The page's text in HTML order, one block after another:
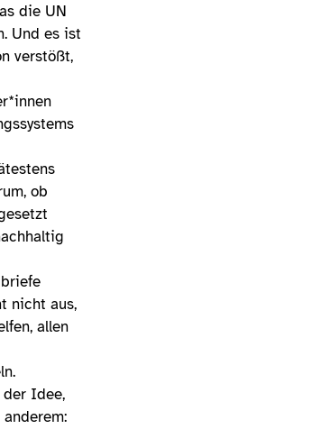
die UN
Und es ist
verstößt,
ob
nicht aus,
allen
Idee,